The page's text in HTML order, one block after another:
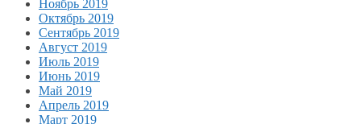
Ноябрь 2019
Октябрь 2019
Сентябрь 2019
Август 2019
Июль 2019
Июнь 2019
Май 2019
Апрель 2019
Март 2019